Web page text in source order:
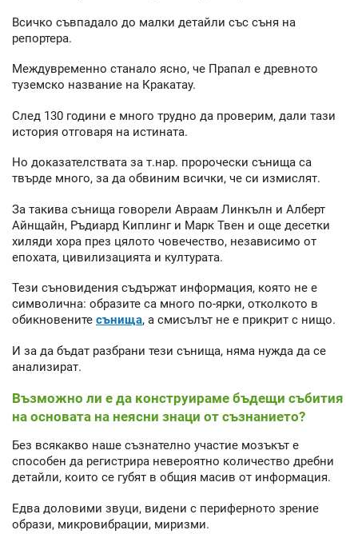
Всичко съвпадало до малки детайли със съня на
репортера.
Междувременно станало ясно, че Прапал е древното
туземско название на Кракатау.
След 130 години е много трудно да проверим, дали тази
история отговаря на истината.
Но доказателствата за т.нар. пророчески сънища са
твърде много, за да обвиним всички, че си измислят.
За такива сънища говорели Авраам Линкълн и Алберт
Айнщайн, Ръдиард Киплинг и Марк Твен и още десетки
хиляди хора през цялото човечество, независимо от
епохата, цивилизацията и културата.
Тези съновидения съдържат информация, която не е
символична: образите са много по-ярки, отколкото в
обикновените сънища, а смисълът не е прикрит с нищо.
И за да бъдат разбрани тези сънища, няма нужда да се
анализират.
Възможно ли е да конструираме бъдещи събития
на основата на неясни знаци от съзнанието?
Без всякакво наше съзнателно участие мозъкът е
способен да регистрира невероятно количество дребни
детайли, които се губят в общия масив от информация.
Едва доловими звуци, видени с периферното зрение
образи, микровибрации, миризми.